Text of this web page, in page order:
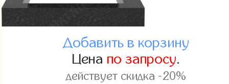
Добавить в корзину
Цена по запросу.
действует скидка -20%